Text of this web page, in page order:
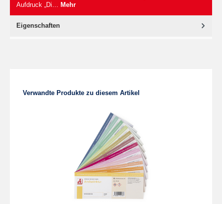
Aufdruck „Di… Mehr
Eigenschaften
Produktgalerie überspringen
Verwandte Produkte zu diesem Artikel